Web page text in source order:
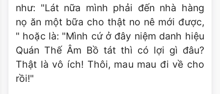
như: "Lát nữa mình phải đến nhà hàng
nọ ăn một bữa cho thật no nê mới được,
" hoặc là: "Mình cứ ở đây niệm danh hiệu
Quán Thế Âm Bồ tát thì có lợi gì đâu?
Thật là vô ích! Thôi, mau mau đi về cho
rồi!"